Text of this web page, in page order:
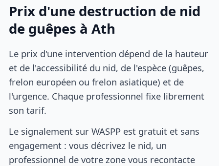
Prix d'une destruction de nid
de guêpes à Ath
Le prix d'une intervention dépend de la hauteur
et de l'accessibilité du nid, de l'espèce (guêpes,
frelon européen ou frelon asiatique) et de
l'urgence. Chaque professionnel fixe librement
son tarif.
Le signalement sur WASPP est gratuit et sans
engagement : vous décrivez le nid, un
professionnel de votre zone vous recontacte